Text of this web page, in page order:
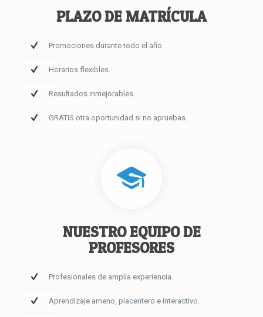
PLAZO DE MATRÍCULA
Promociones durante todo el año.
Horarios flexibles.
Resultados inmejorables.
GRATIS otra oportunidad si no apruebas.
NUESTRO EQUIPO DE
PROFESORES
Profesionales de amplia experiencia.
Aprendizaje ameno, placentero e interactivo.